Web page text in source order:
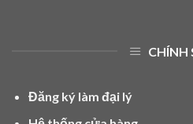
CHÍNH
Đăng ký làm đại lý